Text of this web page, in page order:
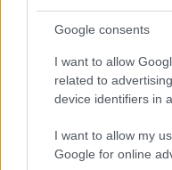
Google consents
I want to allow
related to
device identifiers in
I want to allow my
Google for online
Népszerű